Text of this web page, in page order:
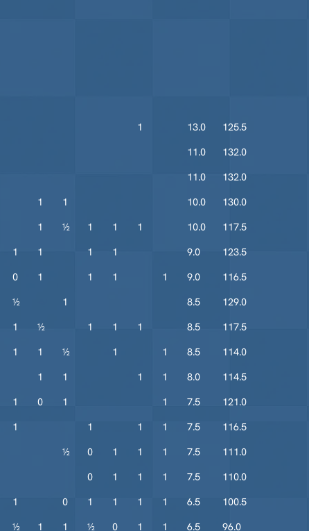
1 13.0
125.5
11.0
132.0
11.0
132.0
1 1 10.0
130.0
1 ½ 1 1 1 10.0
117.5
1 1 1 1 9.0
123.5
0 1 1 1 1 9.0
116.5
½ 1 8.5
129.0
1 ½ 1 1 1 8.5
117.5
1 1 ½ 1 1 8.5
114.0
1 1 1 1 8.0
114.5
1 0 1 1 7.5
121.0
1 1 1 1 7.5
116.5
½ 0 1 1 1 7.5
111.0
0 1 1 1 7.5
110.0
1 0 1 1 1 1 6.5
100.5
½ 1 1 ½ 0 1 1 6.5
96.0